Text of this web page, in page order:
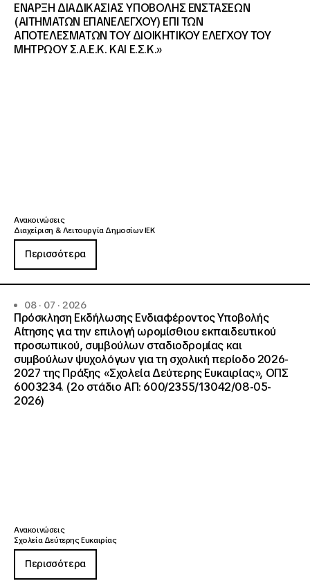
ΕΝΑΡΞΗ ΔΙΑΔΙΚΑΣΙΑΣ ΥΠΟΒΟΛΗΣ ΕΝΣΤΑΣΕΩΝ
(ΑΙΤΗΜΑΤΩΝ ΕΠΑΝΕΛΕΓΧΟΥ) ΕΠΙ ΤΩΝ
ΑΠΟΤΕΛΕΣΜΑΤΩΝ ΤΟΥ ΔΙΟΙΚΗΤΙΚΟΥ ΕΛΕΓΧΟΥ ΤΟΥ
ΜΗΤΡΩΟΥ Σ.Α.Ε.Κ. ΚΑΙ Ε.Σ.Κ.»
Ανακοινώσεις
Διαχείριση & Λειτουργία Δημοσίων ΙΕΚ
Περισσότερα
08 · 07 · 2026
Πρόσκληση Εκδήλωσης Ενδιαφέροντος Υποβολής
Αίτησης για την επιλογή ωρομίσθιου εκπαιδευτικού
προσωπικού, συμβούλων σταδιοδρομίας και
συμβούλων ψυχολόγων για τη σχολική περίοδο 2026-
2027 της Πράξης «Σχολεία Δεύτερης Ευκαιρίας», ΟΠΣ
6003234. (2ο στάδιο ΑΠ: 600/2355/13042/08-05-
2026)
Ανακοινώσεις
Σχολεία Δεύτερης Ευκαιρίας
Περισσότερα